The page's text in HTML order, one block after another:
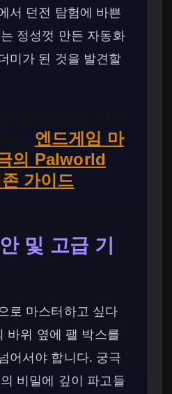
서 던전 탐험에 바쁜
정성껏 만든 자동화
미가 된 것을 발견할
엔드게임 마
의 Palworld
가이드
및 고급 기
로 마스터하고 싶다
바위 옆에 팰 박스를
어서야 합니다. 궁극
비밀에 깊이 파고들